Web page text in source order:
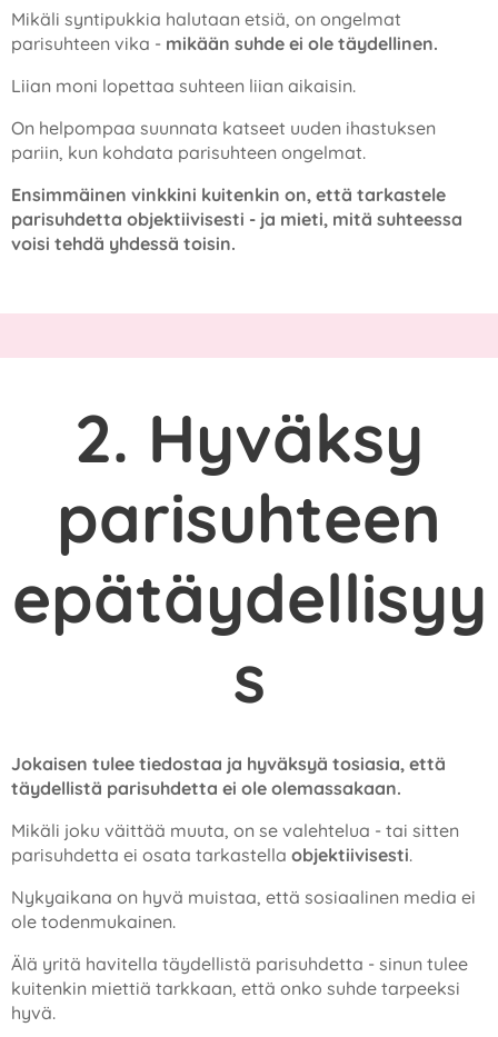
Mikäli syntipukkia halutaan etsiä, on ongelmat
parisuhteen vika - mikään suhde ei ole täydellinen.
Liian moni lopettaa suhteen liian aikaisin.
On helpompaa suunnata katseet uuden ihastuksen
pariin, kun kohdata parisuhteen ongelmat.
Ensimmäinen vinkkini kuitenkin on, että tarkastele
parisuhdetta objektiivisesti - ja mieti, mitä suhteessa
voisi tehdä yhdessä toisin.
2. Hyväksy
parisuhteen
epätäydellisyy
s
Jokaisen tulee tiedostaa ja hyväksyä tosiasia, että
täydellistä parisuhdetta ei ole olemassakaan.
Mikäli joku väittää muuta, on se valehtelua - tai sitten
parisuhdetta ei osata tarkastella objektiivisesti.
Nykyaikana on hyvä muistaa, että sosiaalinen media ei
ole todenmukainen.
Älä yritä havitella täydellistä parisuhdetta - sinun tulee
kuitenkin miettiä tarkkaan, että onko suhde tarpeeksi
hyvä.